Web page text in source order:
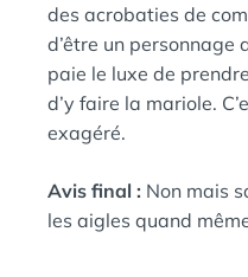
des acrobaties de
d’être un personnage
paie le luxe de
d’y faire la mariole.
exagéré.
Avis final : Non mais
les aigles quand